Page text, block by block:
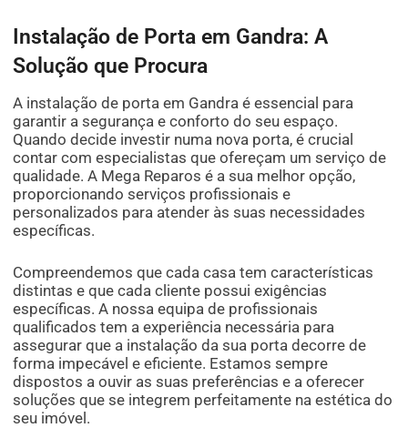
Instalação de Porta em Gandra: A
Solução que Procura
A instalação de porta em Gandra é essencial para
garantir a segurança e conforto do seu espaço.
Quando decide investir numa nova porta, é crucial
contar com especialistas que ofereçam um serviço de
qualidade. A Mega Reparos é a sua melhor opção,
proporcionando serviços profissionais e
personalizados para atender às suas necessidades
específicas.
Compreendemos que cada casa tem características
distintas e que cada cliente possui exigências
específicas. A nossa equipa de profissionais
qualificados tem a experiência necessária para
assegurar que a instalação da sua porta decorre de
forma impecável e eficiente. Estamos sempre
dispostos a ouvir as suas preferências e a oferecer
soluções que se integrem perfeitamente na estética do
seu imóvel.